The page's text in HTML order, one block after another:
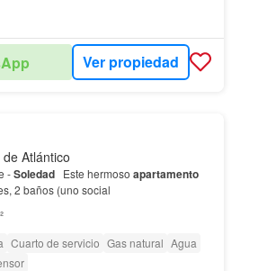
Ver propiedad
Atlántico
-Soledad Este hermoso apartamento
2 baños (uno social
Cuarto de servicio Gas natural Agua